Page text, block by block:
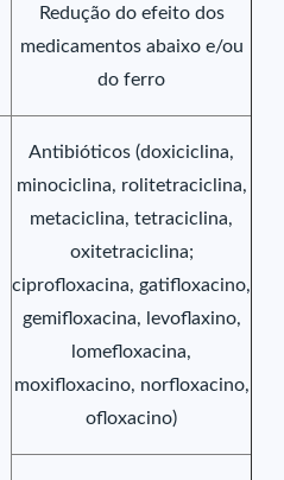
Redução do efeito dos
medicamentos abaixo e/ou
do ferro
Antibióticos (doxiciclina,
minociclina, rolitetraciclina,
metaciclina, tetraciclina,
oxitetraciclina;
ciprofloxacina, gatifloxacino,
gemifloxacina, levoflaxino,
lomefloxacina,
moxifloxacino, norfloxacino,
ofloxacino)